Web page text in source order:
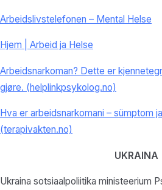
Arbeidslivstelefonen – Mental Helse
Hjem | Arbeid ja Helse
Arbeidsnarkoman? Dette er
gjøre. (helplinkpsykolog.no)
Hva er arbeidsnarkomani – sümptom
(terapivakten.no)
UKRAINA
Ukraina sotsiaalpoliitika ministeerium